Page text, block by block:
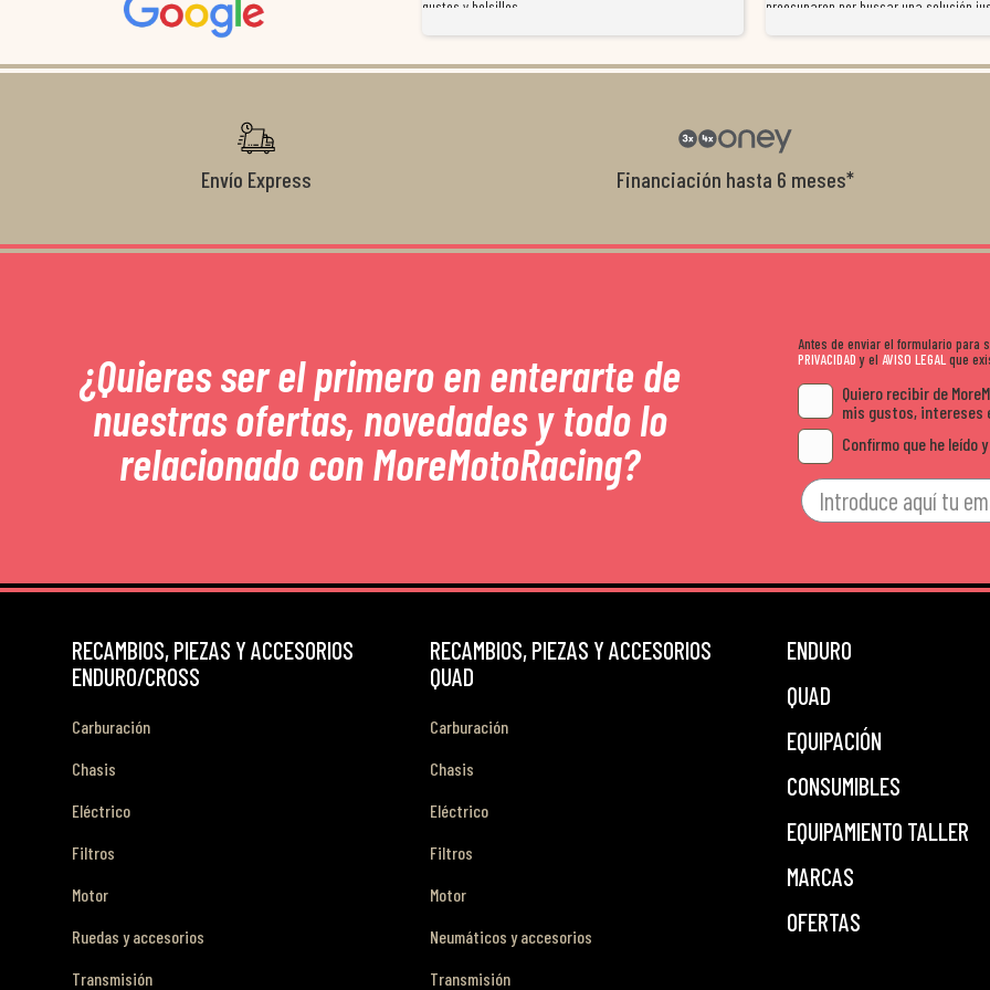
magnífico gestor... atento, amable, un servicio de 10.
Gracias de nuevo por todo!
gustos y bolsillos
preocuparon por buscar una solución
con el cliente, y me ofrecieron unas
Envío Express Financiación hasta 6 meses*
¿Quieres ser el primero en enterarte de
nuestras ofertas, novedades y todo lo
relacionado con MoreMotoRacing?
Antes de enviar el formulario para
PRIVACIDADy el AVISO LEGALque
Quiero recibir de
mis gustos, intereses
Confirmo que he leído
RECAMBIOS, PIEZAS Y ACCESORIOS
ENDURO/CROSS
Carburación
Chasis
Eléctrico
Filtros
Motor
Ruedas y accesorios
Transmisión
RECAMBIOS, PIEZAS Y ACCESORIOS
QUAD
Carburación
Chasis
Eléctrico
Filtros
Motor
Neumáticos y accesorios
Transmisión
ENDURO
QUAD
EQUIPACIÓN
CONSUMIBLES
EQUIPAMIENTO TALLER
MARCAS
OFERTAS